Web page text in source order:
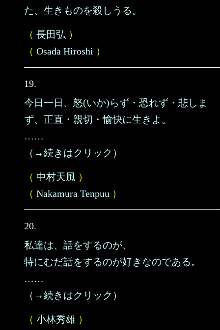
た、生きものを殺しうる。
（ 長田弘 ）
（ Osada Hiroshi ）
19.
今日一日、怒(いか)らず・恐れず・悲しま
ず、正直・親切・愉快に生きよ。
……
（→続きはクリック）
（ 中村天風 ）
（ Nakamura Tenpuu ）
20.
私達は、話をするのが、
特にむだ話をするのが好きなのである。
……
（→続きはクリック）
（ 小林秀雄 ）